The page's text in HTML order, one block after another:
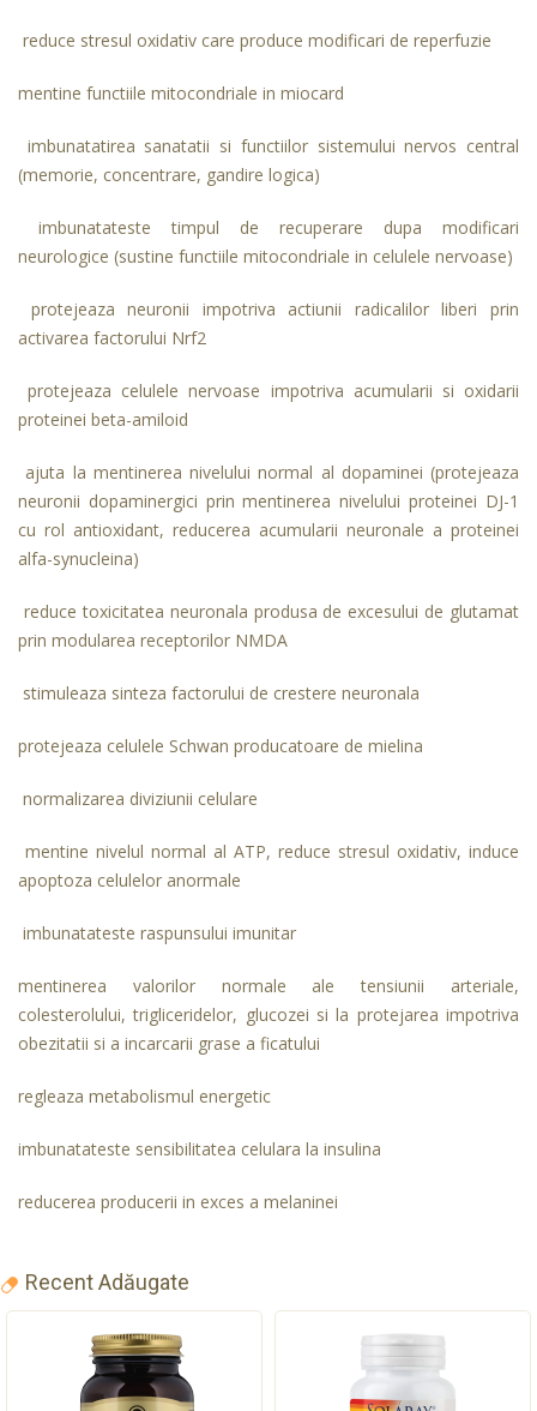
reduce stresul oxidativ care produce modificari de reperfuzie
mentine functiile mitocondriale in miocard
imbunatatirea sanatatii si functiilor sistemului nervos central
(memorie, concentrare, gandire logica)
imbunatateste timpul de recuperare dupa modificari
neurologice (sustine functiile mitocondriale in celulele nervoase)
protejeaza neuronii impotriva actiunii radicalilor liberi prin
activarea factorului Nrf2
protejeaza celulele nervoase impotriva acumularii si oxidarii
proteinei beta-amiloid
ajuta la mentinerea nivelului normal al dopaminei (protejeaza
neuronii dopaminergici prin mentinerea nivelului proteinei DJ-1
cu rol antioxidant, reducerea acumularii neuronale a proteinei
alfa-synucleina)
reduce toxicitatea neuronala produsa de excesului de glutamat
prin modularea receptorilor NMDA
stimuleaza sinteza factorului de crestere neuronala
protejeaza celulele Schwan producatoare de mielina
normalizarea diviziunii celulare
mentine nivelul normal al ATP, reduce stresul oxidativ, induce
apoptoza celulelor anormale
imbunatateste raspunsului imunitar
mentinerea valorilor normale ale tensiunii arteriale,
colesterolului, trigliceridelor, glucozei si la protejarea impotriva
obezitatii si a incarcarii grase a ficatului
regleaza metabolismul energetic
imbunatateste sensibilitatea celulara la insulina
reducerea producerii in exces a melaninei
Recent Adăugate